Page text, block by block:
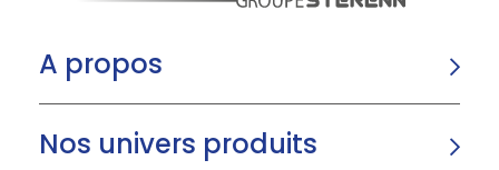
A propos
Nos univers produits